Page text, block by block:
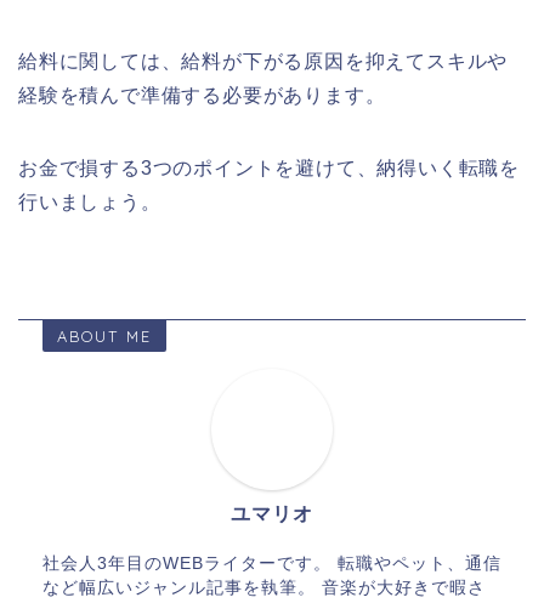
給料に関しては、給料が下がる原因を抑えてスキルや
経験を積んで準備する必要があります。
お金で損する3つのポイントを避けて、納得いく転職を
行いましょう。
ABOUT ME
ユマリオ
社会人3年目のWEBライターです。 転職やペット、通信
など幅広いジャンル記事を執筆。 音楽が大好きで暇さ